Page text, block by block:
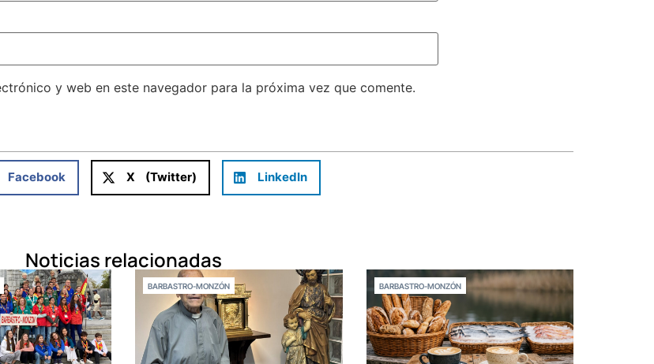
y web en este navegador para la próxima vez que comente.
Facebook X (Twitter) LinkedIn
Noticias relacionadas
BARBASTRO-MONZÓN BARBASTRO-MONZÓN